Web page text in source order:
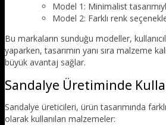
Model 1: Minimalist
Model 2: Farklı renk
Bu markaların sunduğu modeller,
yaparken, tasarımın yanı sıra malzeme
büyük avantaj sağlar.
Sandalye Üretiminde
Sandalye üreticileri, ürün tasarımında
olarak kullanılan malzemeler: